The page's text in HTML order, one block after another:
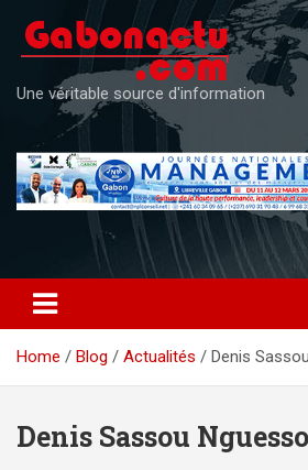
content
Une véritable source d'information
Home Blog Actualités Denis
Denis Sassou Nguesso